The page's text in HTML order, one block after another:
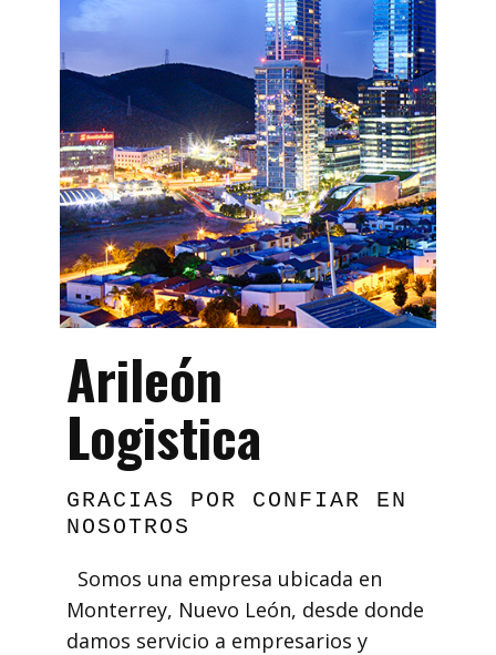
Arileón
Logistica
GRACIAS POR CONFIAR EN
NOSOTROS
Somos una empresa ubicada en
Monterrey, Nuevo León, desde donde
damos servicio a empresarios y